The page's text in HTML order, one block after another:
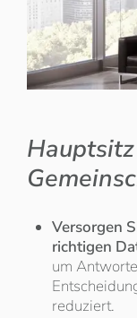
Versorgen
richtigen
um
reduziert.